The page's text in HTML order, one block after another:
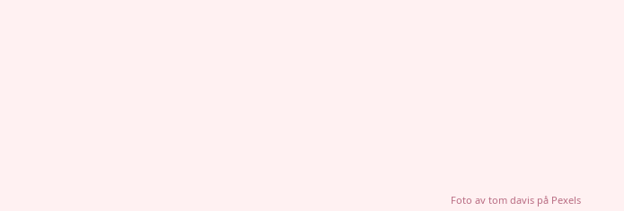
Foto av tom davispå Pexels